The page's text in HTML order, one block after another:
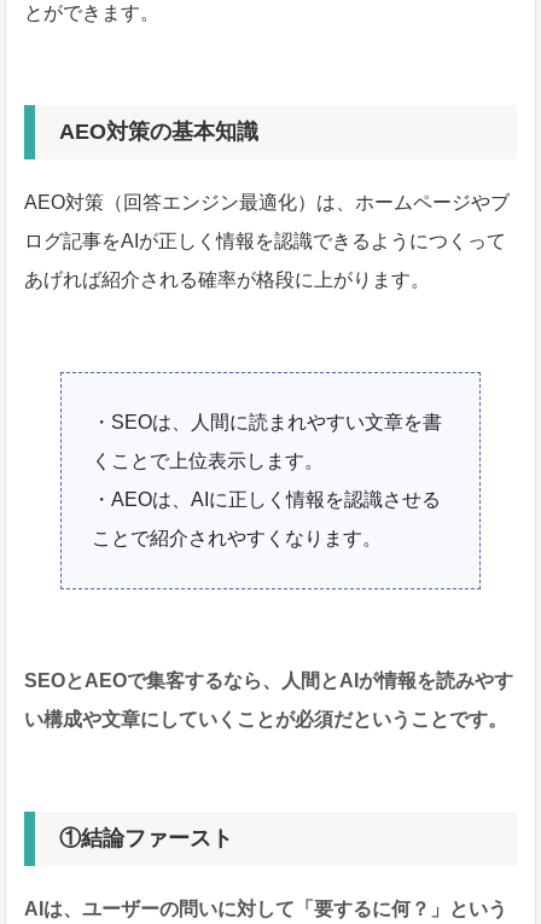
とができます。
AEO対策の基本知識
AEO対策（回答エンジン最適化）は、ホームページやブ
ログ記事をAIが正しく情報を認識できるようにつくって
あげれば紹介される確率が格段に上がります。
・SEOは、人間に読まれやすい文章を書
くことで上位表示します。
・AEOは、AIに正しく情報を認識させる
ことで紹介されやすくなります。
SEOとAEOで集客するなら、人間とAIが情報を読みやす
い構成や文章にしていくことが必須だということです。
①結論ファースト
AIは、ユーザーの問いに対して「要するに何？」という